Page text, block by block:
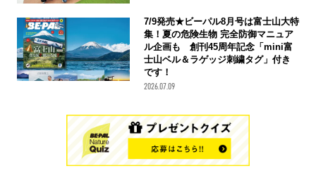
7/9発売★ビーパル8月号は富士山大特
集！夏の危険生物 完全防御マニュア
ル企画も 創刊45周年記念「mini富
士山ベル＆ラゲッジ刺繍タグ」付き
です！
2026.07.09